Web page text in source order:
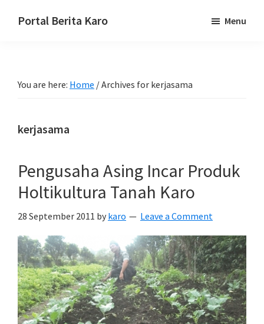
Portal Berita Karo
Karo,
Karo.
Menu
You are here: Home /Archives for kerjasama
kerjasama
Pengusaha Asing Incar Produk
Holtikultura Tanah Karo
28 September 2011 by karo Leave a Comment